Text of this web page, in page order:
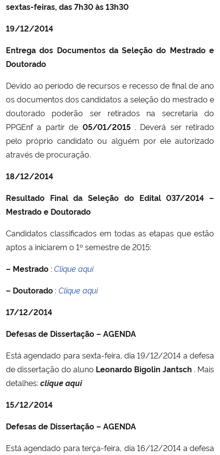
Gabinete de Segurança Institucional
Advocacia-Geral da União
Banco Central do Brasil
Planalto
sextas-feiras, das 7h30 às 13h30
19/12/2014
Entrega dos Documentos da Seleção do Mestrado e
Doutorado
Devido ao período de recursos e recesso de final de ano
os documentos dos candidatos a seleção do mestrado e
doutorado poderão ser retirados na secretaria do
PPGEnf a partir de 05/01/2015 . Deverá ser retirado
pelo próprio candidato ou alguém por ele autorizado
através de procuração.
18/12/2014
Resultado Final da Seleção do Edital 037/2014 –
Mestrado e Doutorado
Candidatos classificados em todas as etapas que estão
aptos a iniciarem o 1º semestre de 2015:
– Mestrado : Clique aqui
– Doutorado : Clique aqui
17/12/2014
Defesas de Dissertação – AGENDA
Está agendado para sexta-feira, dia 19/12/2014 a defesa
de dissertação do aluno Leonardo Bigolin Jantsch . Mais
detalhes: clique aqui
15/12/2014
Defesas de Dissertação – AGENDA
Está agendado para terça-feira, dia 16/12/2014 a defesa